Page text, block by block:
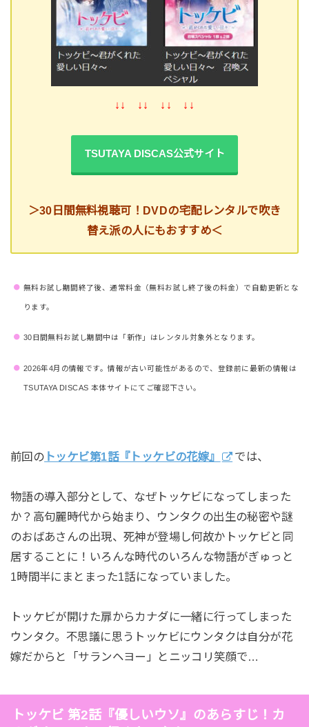
↓↓ ↓↓ ↓↓ ↓↓
TSUTAYA DISCAS公式サイト
＞30日間無料視聴可！DVDの宅配レンタルで吹き
替え派の人にもおすすめ＜
無料お試し期間終了後、通常料金（無料お試し終了後の料金）で自動更新とな
ります。
30日間無料お試し期間中は「新作」はレンタル対象外となります。
2026年4月の情報です。情報が古い可能性があるので、登録前に最新の情報は
TSUTAYA DISCAS 本体サイトにてご確認下さい。
前回の トッケビ第1話『トッケビの花嫁』 では、
物語の導入部分として、なぜトッケビになってしまった
か？高句麗時代から始まり、ウンタクの出生の秘密や謎
のおばあさんの出現、死神が登場し何故かトッケビと同
居することに！いろんな時代のいろんな物語がぎゅっと
1時間半にまとまった1話になっていました。
トッケビが開けた扉からカナダに一緒に行ってしまった
ウンタク。不思議に思うトッケビにウンタクは自分が花
嫁だからと「サランヘヨー」とニッコリ笑顔で…
トッケビ 第2話『優しいウソ』のあらすじ！カ